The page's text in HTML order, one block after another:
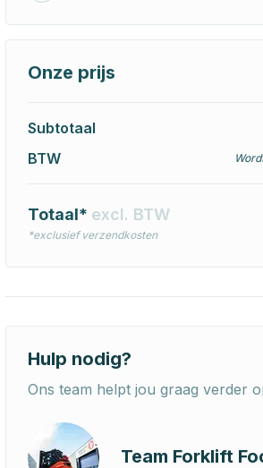
Onze prijs
Subtotaal
BTW
Totaal* excl. BTW
*exclusief verzendkosten
Hulp nodig?
Ons team helpt jou graag verder
Team Forklift